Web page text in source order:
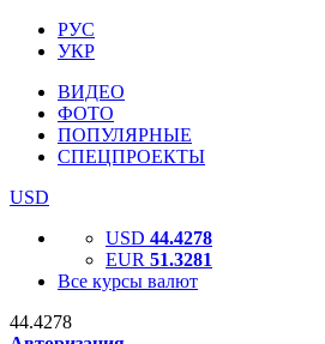
РУС
УКР
ВИДЕО
ФОТО
ПОПУЛЯРНЫЕ
СПЕЦПРОЕКТЫ
USD
USD 44.4278
EUR 51.3281
Все курсы валют
44.4278